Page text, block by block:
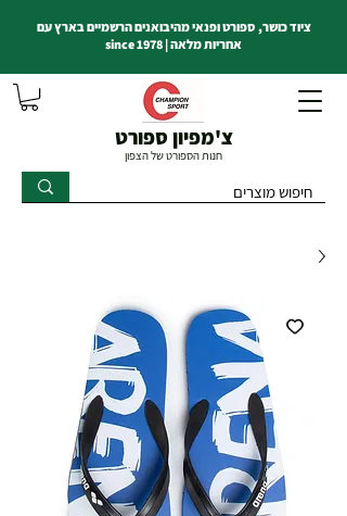
צ'מפיון ספורט
חנות הספורט של הצפון
ציוד כושר, ספורט ופנאי מהיבואנים הרשמיים בארץ עם
אחריות מלאה | since 1978